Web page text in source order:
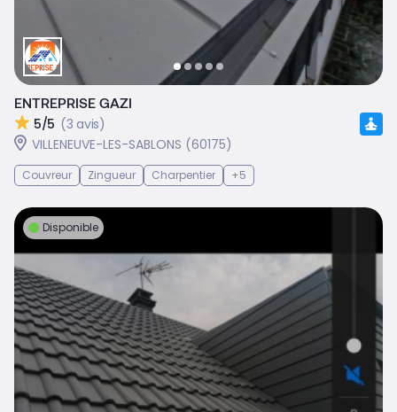
ENTREPRISE GAZI
5/5 (3 avis)
VILLENEUVE-LES-SABLONS (60175)
Couvreur Zingueur Charpentier +5
Disponible